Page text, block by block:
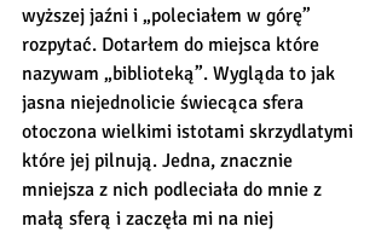
wyższej jaźni i „poleciałem w górę”
rozpytać. Dotarłem do miejsca które
nazywam „biblioteką”. Wygląda to jak
jasna niejednolicie świecąca sfera
otoczona wielkimi istotami skrzydlatymi
które jej pilnują. Jedna, znacznie
mniejsza z nich podleciała do mnie z
małą sferą i zaczęła mi na niej